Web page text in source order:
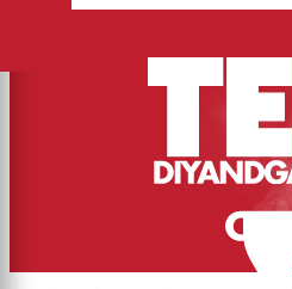
contenuto